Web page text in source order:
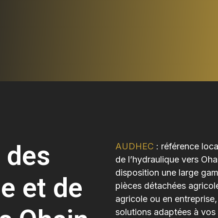
des
et de
AUDHEC : référence
de l’hydraulique vers
disposition une large
pièces détachées
agricole ou en
solutions adaptées à